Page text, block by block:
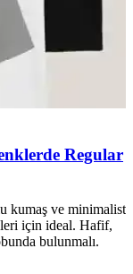
Regular
kumaş ve minimalist
için ideal. Hafif,
bulunmalı.